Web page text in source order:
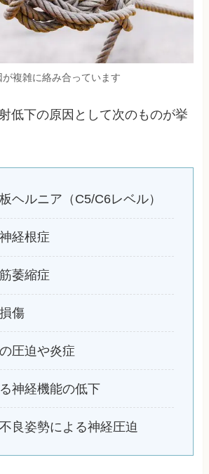
が複雑に絡み合っています
低下の原因として次のものが挙
ヘルニア（C5/C6レベル）
経根症
萎縮症
傷
圧迫や炎症
神経機能の低下
良姿勢による神経圧迫